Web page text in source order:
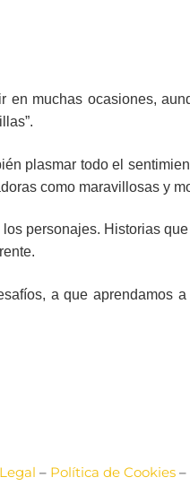
en muchas ocasiones,
plasmar todo el
como maravillosas y
personajes. Historias
a que aprendamos
– Política de Cookies –